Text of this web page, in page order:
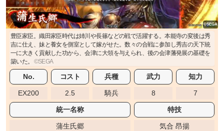
豊臣家臣。織田家臣時代は姉川や長篠などの戦で活躍する。本能寺の変後は秀
吉に仕え、妹と養女を側室として嫁がせた。数々の合戦に参加し秀吉の天下統
一に大きく貢献した功から、会津に大領を与えられ、後の会津藩発展の基礎を
築いた。
No. コスト 兵種 武力 知力
EX200 2.5 騎兵 8 7
統一名称 特技
蒲生氏郷 気合 昂揚